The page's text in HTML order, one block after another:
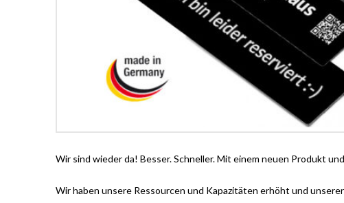
Wir sind wieder da! Besser. Schneller. Mit einem neuen Produkt
Wir haben unsere Ressourcen und Kapazitäten erhöht und